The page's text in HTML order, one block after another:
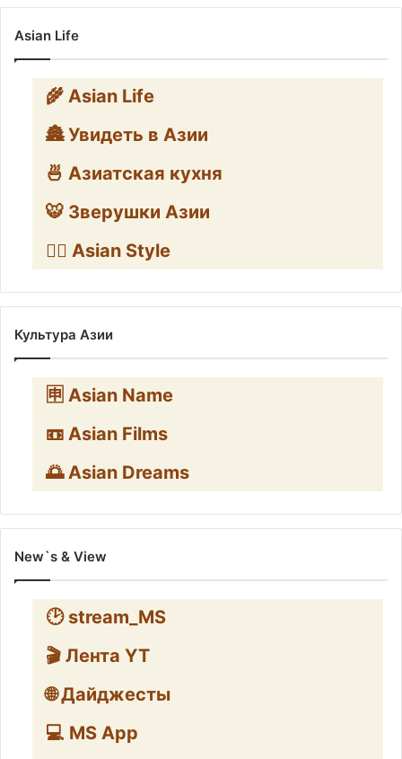
Asian Life
🌾 Asian Life
🏯 Увидеть в Азии
🍜 Азиатская кухня
🐯 Зверушки Азии
🧛‍♂️ Asian Style
Культура Азии
🈸 Asian Name
📼 Asian Films
🌅 Asian Dreams
New`s & View
🕑 stream_MS
🎬 Лента YT
🌐 Дайджесты
💻 MS App